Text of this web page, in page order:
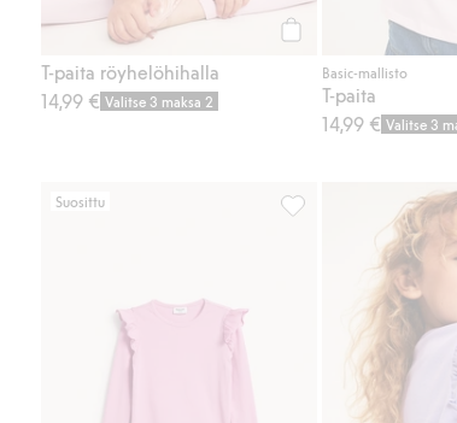
T-paita röyhelöhihalla
14,99 € Valitse 3 maksa 2
Basic-mallisto
T-paita
14,99 € Valitse 3
Suosittu
Pitkähihainen